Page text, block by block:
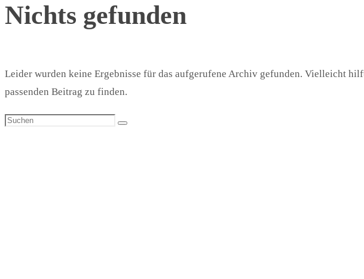
Nichts gefunden
Leider wurden keine Ergebnisse für das aufgerufene Archiv gefunden. Vielleicht
passenden Beitrag zu finden.
Suchen
Suchen